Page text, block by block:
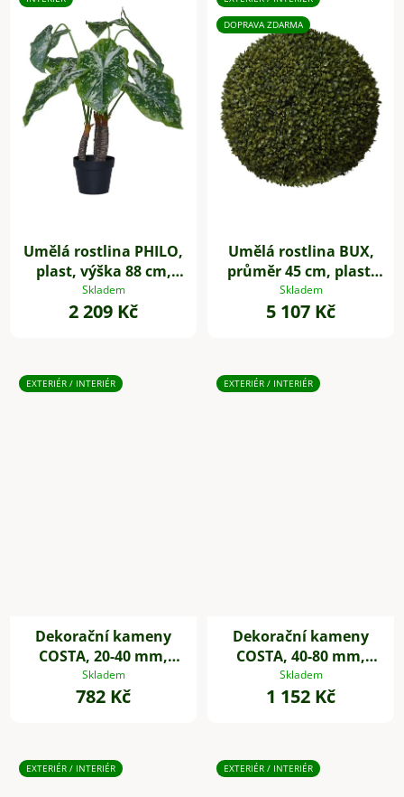
Umělá rostlina PHILO,
plast, výška 88 cm,
zelená
Skladem
2 209 Kč
DOPRAVA ZDARMA
Umělá rostlina BUX,
průměr 45 cm, plast,
zelená
Skladem
5 107 Kč
EXTERIÉR / INTERIÉR
Dekorační kameny
COSTA, 20-40 mm,
plast, bílá
Skladem
782 Kč
EXTERIÉR / INTERIÉR
Dekorační kameny
COSTA, 40-80 mm,
plast, černá
Skladem
1 152 Kč
EXTERIÉR / INTERIÉR EXTERIÉR / INTERIÉR